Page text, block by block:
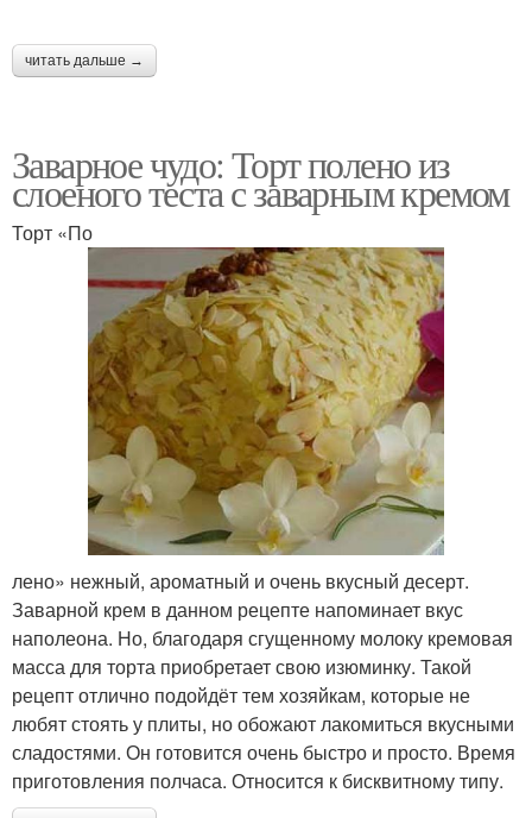
Крем для рецепта
Тест со сметанным
кремом
Ингредиент для крема
Тест для торта Сметанный крем
Крем с манкой Начинка для торта
Прослойка для торта Ленивый торт
Наполеон с заварным
кремом
Нежный торт
читать дальше →
Заварное чудо: Торт полено из
слоеного теста с заварным кремом
Торт «По
лено» нежный, ароматный и очень вкусный десерт.
Заварной крем в данном рецепте напоминает вкус
наполеона. Но, благодаря сгущенному молоку кремовая
масса для торта приобретает свою изюминку. Такой
рецепт отлично подойдёт тем хозяйкам, которые не
любят стоять у плиты, но обожают лакомиться вкусными
сладостями. Он готовится очень быстро и просто. Время
приготовления полчаса. Относится к бисквитному типу.